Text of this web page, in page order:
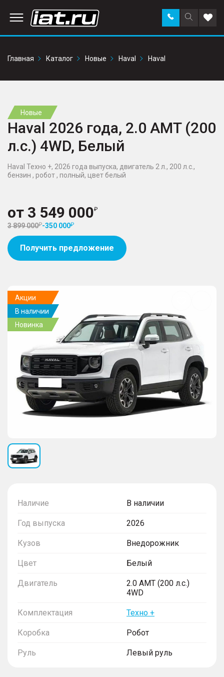
Поиск
по
Заказать
звонок в
Главная
Каталог Новые Haval Haval
Новые
Haval 2026 года, 2.0 AMT (200
л.с.) 4WD, Белый
Haval Техно +, 2026 года выпуска, двигатель 2 л., 200 л.с.,
бензин , робот , полный, цвет белый
от 3 549 000
3 899 000 -350 000
Получить предложение
Наличие В наличии
Год выпуска 2026
Кузов Внедорожник
Цвет Белый
Двигатель
2.0 AMT (200 л.с.)
4WD
Комплектация Техно +
Коробка Робот
Руль Левый руль
Акции
В наличии
Новинка
избранное